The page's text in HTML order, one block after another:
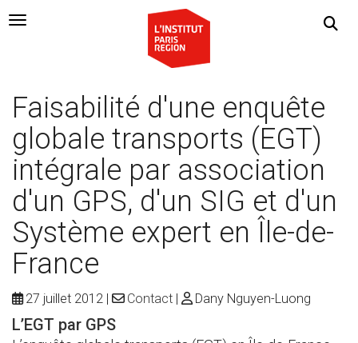
Navigation Toggle
Faisabilité d'une enquête
globale transports (EGT)
intégrale par association
d'un GPS, d'un SIG et d'un
Système expert en Île-de-
France
27 juillet 2012 Contact Dany Nguyen-Luong
L’EGT par GPS